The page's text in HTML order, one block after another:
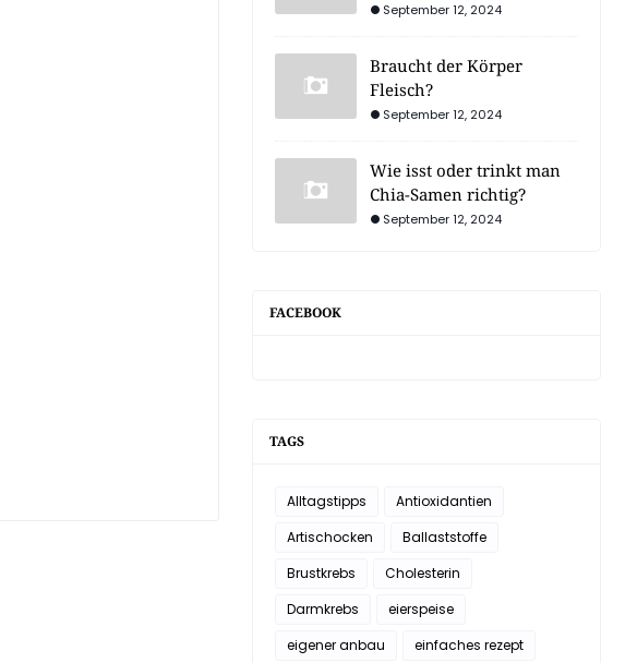
September 12, 2024
Braucht der Körper
Fleisch?
September 12, 2024
Wie isst oder trinkt man
Chia-Samen richtig?
September 12, 2024
FACEBOOK
TAGS
Alltagstipps
Antioxidantien
Artischocken
Ballaststoffe
Brustkrebs
Cholesterin
Darmkrebs
eierspeise
eigener anbau
einfaches rezept